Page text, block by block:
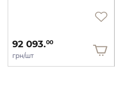
92 093.00
грн/шт